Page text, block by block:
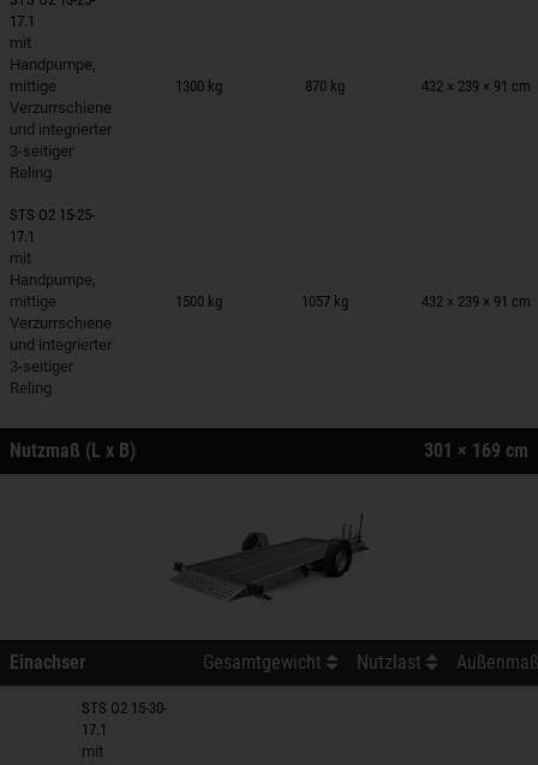
17.1
mit
Handpumpe,
mittige
Verzurrschiene
und integrierter
3-seitiger
Reling
1300 kg 870 kg 432 × 239 × 91 cm
auf Merkzettel
STS O2 15-25-
17.1
mit
Handpumpe,
mittige
Verzurrschiene
und integrierter
3-seitiger
Reling
1500 kg 1057 kg 432 × 239 × 91 cm
auf Merkzettel
Nutzmaß (L x B) 301 × 169 cm
Einachser Gesamtgewicht Nutzlast
STS O2 15-30-
17.1
mit